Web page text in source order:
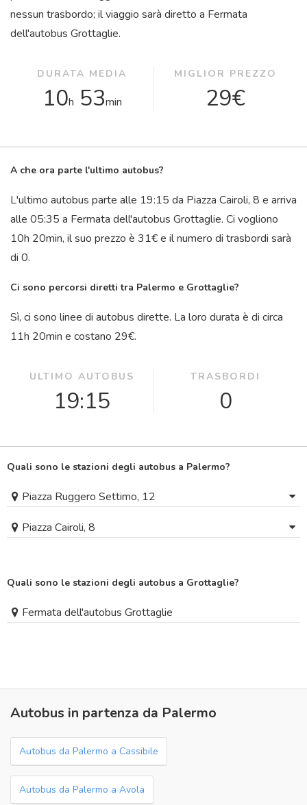
nessun trasbordo; il viaggio sarà diretto a Fermata
dell'autobus Grottaglie.
DURATA MEDIA
10h 53min
MIGLIOR PREZZO
29€
A che ora parte l'ultimo autobus?
L'ultimo autobus parte alle 19:15 da Piazza Cairoli, 8 e arriva
alle 05:35 a Fermata dell'autobus Grottaglie. Ci vogliono
10h 20min, il suo prezzo è 31€ e il numero di trasbordi sarà
di 0.
Ci sono percorsi diretti tra Palermo e Grottaglie?
Sì, ci sono linee di autobus dirette. La loro durata è di circa
11h 20min e costano 29€.
ULTIMO AUTOBUS
19:15
TRASBORDI
0
Quali sono le stazioni degli autobus a Palermo?
Piazza Ruggero Settimo, 12
Piazza Cairoli, 8
Quali sono le stazioni degli autobus a Grottaglie?
Fermata dell'autobus Grottaglie
Autobus in partenza da Palermo
Autobus da Palermo a Cassibile
Autobus da Palermo a Avola